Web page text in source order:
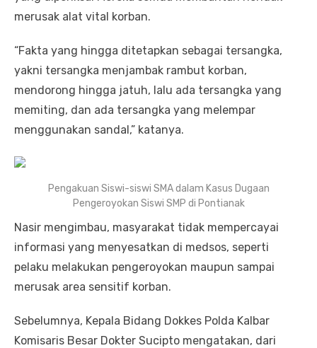
merusak alat vital korban.
“Fakta yang hingga ditetapkan sebagai tersangka,
yakni tersangka menjambak rambut korban,
mendorong hingga jatuh, lalu ada tersangka yang
memiting, dan ada tersangka yang melempar
menggunakan sandal,” katanya.
Pengakuan Siswi-siswi SMA dalam Kasus Dugaan
Pengeroyokan Siswi SMP di Pontianak
Nasir mengimbau, masyarakat tidak mempercayai
informasi yang menyesatkan di medsos, seperti
pelaku melakukan pengeroyokan maupun sampai
merusak area sensitif korban.
Sebelumnya, Kepala Bidang Dokkes Polda Kalbar
Komisaris Besar Dokter Sucipto mengatakan, dari